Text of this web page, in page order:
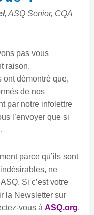
, ASQ Senior, CQA
pas vous
raison.
ont démontré que,
de nos
par notre infolettre
l’envoyer que si
parce qu’ils sont
ne
Si c’est votre
la Newsletter sur
vous à ASQ.org,